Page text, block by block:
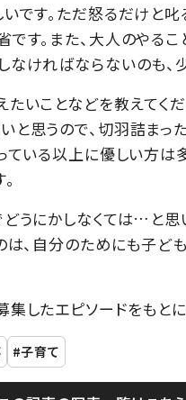
です。ただ怒るだけと
す。また、大人のやるこ
ければならないのも、
いことなどを教えてくだ
思うので、切羽詰まっ
ている以上に優しい方
うにかしなくては…と思
は、自分のためにも子
したエピソードをもとに
子育て